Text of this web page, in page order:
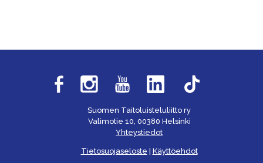
Suomen Taitoluisteluliitto ry
Valimotie 10, 00380 Helsinki
Yhteystiedot
Tietosuojaseloste Käyttöehdot